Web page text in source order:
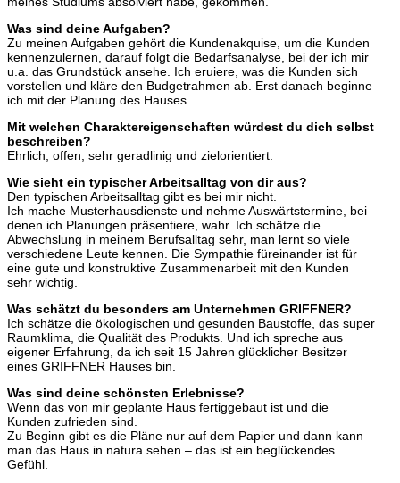
Was sind deine Aufgaben?
Zu meinen Aufgaben gehört die Kundenakquise, um die Kunden
kennenzulernen, darauf folgt die Bedarfsanalyse, bei der ich mir
u.a. das Grundstück ansehe. Ich eruiere, was die Kunden sich
vorstellen und kläre den Budgetrahmen ab. Erst danach beginne
ich mit der Planung des Hauses.
Mit welchen Charaktereigenschaften würdest du dich selbst
beschreiben?
Ehrlich, offen, sehr geradlinig und zielorientiert.
Wie sieht ein typischer Arbeitsalltag von dir aus?
Den typischen Arbeitsalltag gibt es bei mir nicht.
Ich mache Musterhausdienste und nehme Auswärtstermine, bei
denen ich Planungen präsentiere, wahr. Ich schätze die
Abwechslung in meinem Berufsalltag sehr, man lernt so viele
verschiedene Leute kennen. Die Sympathie füreinander ist für
eine gute und konstruktive Zusammenarbeit mit den Kunden
sehr wichtig.
Was schätzt du besonders am Unternehmen GRIFFNER?
Ich schätze die ökologischen und gesunden Baustoffe, das super
Raumklima, die Qualität des Produkts. Und ich spreche aus
eigener Erfahrung, da ich seit 15 Jahren glücklicher Besitzer
eines GRIFFNER Hauses bin.
Was sind deine schönsten Erlebnisse?
Wenn das von mir geplante Haus fertiggebaut ist und die
Kunden zufrieden sind.
Zu Beginn gibt es die Pläne nur auf dem Papier und dann kann
man das Haus in natura sehen – das ist ein beglückendes
Gefühl.